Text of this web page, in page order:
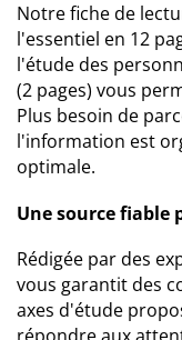
Notre fiche de
l'essentiel en 12
l'étude des
(2 pages) vous
Plus besoin de
l'information est
optimale.
Une source fiable
Rédigée par des
vous garantit des
axes d'étude